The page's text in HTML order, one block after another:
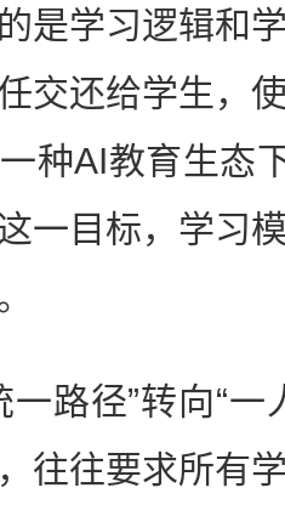
是学习逻辑和
交还给学生，
种AI教育生态
一目标，学习
径”转向“一
往往要求所有